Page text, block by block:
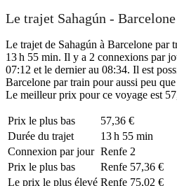
Le trajet Sahagún -
Le trajet de Sahagún à Barcelone par
13 h 55 min. Il y a 2 connexions par
07:12 et le dernier au 08:34. Il est
Barcelone par train pour aussi peu
Le meilleur prix pour ce voyage est
Prix ​​le plus bas
57,36 €
Durée du trajet
13 h 55 min
Connexion par jour Renfe 2
Prix ​​le plus bas
Renfe 57,36 €
Le prix le plus élevé Renfe 75,02 €